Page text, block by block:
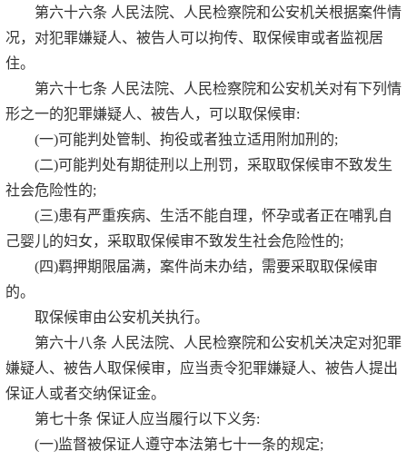
第六十六条 人民法院、人民检察院和公安机关根据案件情
况，对犯罪嫌疑人、被告人可以拘传、取保候审或者监视居
住。
第六十七条 人民法院、人民检察院和公安机关对有下列情
形之一的犯罪嫌疑人、被告人，可以取保候审:
(一)可能判处管制、拘役或者独立适用附加刑的;
(二)可能判处有期徒刑以上刑罚，采取取保候审不致发生
社会危险性的;
(三)患有严重疾病、生活不能自理，怀孕或者正在哺乳自
己婴儿的妇女，采取取保候审不致发生社会危险性的;
(四)羁押期限届满，案件尚未办结，需要采取取保候审
的。
取保候审由公安机关执行。
第六十八条 人民法院、人民检察院和公安机关决定对犯罪
嫌疑人、被告人取保候审，应当责令犯罪嫌疑人、被告人提出
保证人或者交纳保证金。
第七十条 保证人应当履行以下义务:
(一)监督被保证人遵守本法第七十一条的规定;